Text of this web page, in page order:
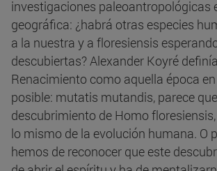
investigaciones paleoantropológicas
geográfica: ¿habrá otras especies
a la nuestra y a floresiensis
descubiertas? Alexander Koyré
Renacimiento como aquella época
posible: mutatis mutandis, parece
descubrimiento de Homo
lo mismo de la evolución humana. O
hemos de reconocer que este